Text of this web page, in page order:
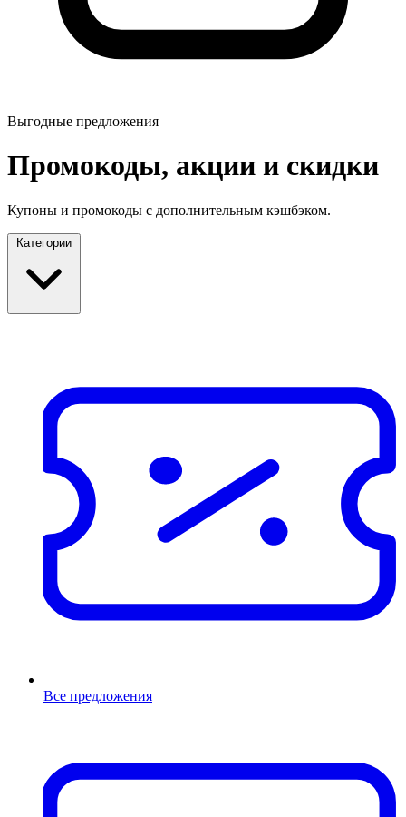
Выгодные предложения
Промокоды, акции и скидки
Купоны и промокоды с дополнительным кэшбэком.
Категории
Все предложения